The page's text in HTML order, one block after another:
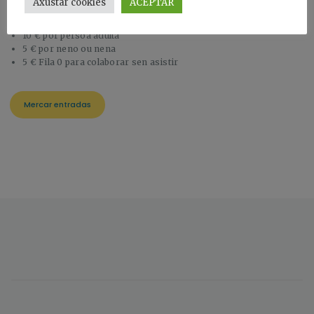
Prezos:
10 € por persoa adulta
5 € por neno ou nena
5 € Fila 0 para colaborar sen asistir
Mercar entradas
Axustar cookies ACEPTAR